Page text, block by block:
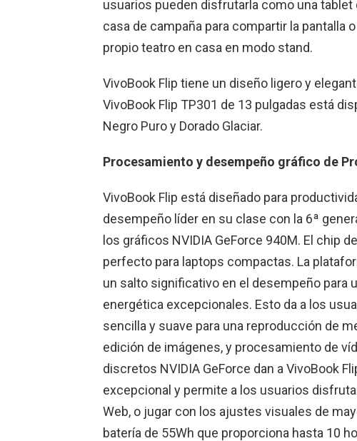
usuarios pueden disfrutarla como una tablet
casa de campaña para compartir la pantalla
propio teatro en casa en modo stand.
VivoBook Flip tiene un diseño ligero y
VivoBook Flip TP301 de 13 pulgadas está
Negro Puro y Dorado Glaciar.
Procesamiento y desempeño gráfico de
VivoBook Flip está diseñado para
desempeño líder en su clase con la 6ª
los gráficos NVIDIA GeForce 940M. El chip
perfecto para laptops compactas. La
un salto significativo en el desempeño para
energética excepcionales. Esto da a los
sencilla y suave para una reproducción de
edición de imágenes, y procesamiento de
discretos NVIDIA GeForce dan a VivoBook
excepcional y permite a los usuarios
Web, o jugar con los ajustes visuales de
batería de 55Wh que proporciona hasta 10